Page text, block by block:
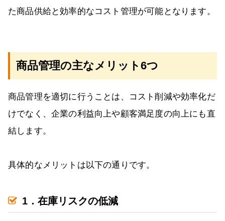
た商品供給と効率的なコスト管理が可能となります。
商品管理の主なメリット6つ
商品管理を適切に行うことは、コスト削減や効率化だ
けでなく、企業の利益向上や顧客満足度の向上にも直
結します。
具体的なメリットは以下の通りです。
1．在庫リスクの低減